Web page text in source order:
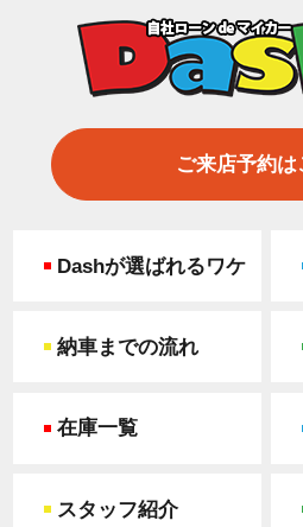
ご来店予約は
Dashが選ばれるワケ
納車までの流れ
在庫一覧
スタッフ紹介